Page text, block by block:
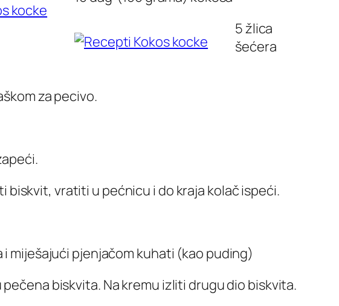
5 žlica
šećera
za pecivo.
biskvit, vratiti u pećnicu i do kraja kolač ispeći.
miješajući pjenjačom kuhati (kao puding)
biskvita. Na kremu izliti drugu dio biskvita.